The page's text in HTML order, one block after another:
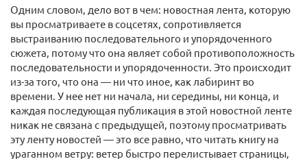
Одним словом, дело вот в чем: новостная лента, которую
вы просматриваете в соцсетях, сопротивляется
выстраиванию последовательного и упорядоченного
сюжета, потому что она являет собой противоположность
последовательности и упорядоченности. Это происходит
из-за того, что она — ни что иное, как лабиринт во
времени. У нее нет ни начала, ни середины, ни конца, и
каждая последующая публикация в этой новостной ленте
никак не связана с предыдущей, поэтому просматривать
эту ленту новостей — это все равно, что читать книгу на
ураганном ветру: ветер быстро перелистывает страницы,